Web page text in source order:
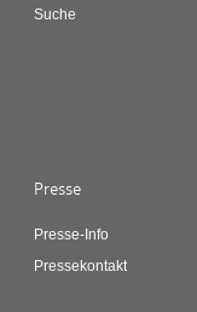
Suche
Presse
Presse-Info
Pressekontakt